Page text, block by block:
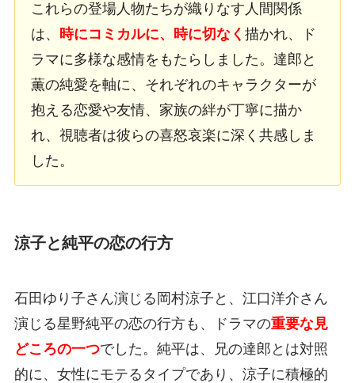
これらの登場人物たちが織りなす人間関係
は、 時にコミカルに、時に切なく 描かれ、ド
ラマに多様な感情をもたらしました。達郎と
薫の純愛を軸に、それぞれのキャラクターが
抱える恋愛や友情、家族の絆が丁寧に描か
れ、視聴者は彼らの喜怒哀楽に深く共感しま
した。
涼子と純平の恋の行方
石田ゆり子さん演じる岡村涼子と、江口洋介さん
演じる星野純平の恋の行方も、ドラマの重要な見
どころの一つでした。純平は、兄の達郎とは対照
的に、女性にモテるタイプであり、涼子に積極的